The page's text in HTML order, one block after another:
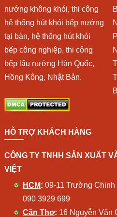
nướng không khói, thi công
hệ thống hút khói bếp nướng
tại bàn, hệ thống hút khói
bếp công nghiệp, thi công
bếp lẩu nướng Hàn Quốc,
Hồng Kông, Nhật Bản.
HỖ TRỢ KHÁCH HÀNG
CÔNG TY TNHH SẢN XUẤT
VIỆT
HCM: 09-11 Trường Chinh
090 3929 699
Cần Thơ: 16 Nguyễn Văn